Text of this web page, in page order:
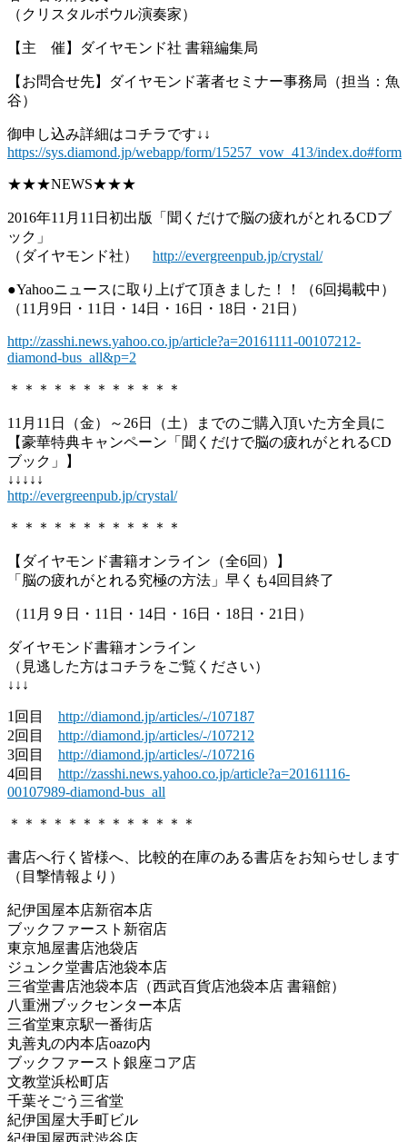
（クリスタルボウル演奏家）
【主 催】ダイヤモンド社 書籍編集局
【お問合せ先】ダイヤモンド著者セミナー事務局（担当：魚
谷）
御申し込み詳細はコチラです↓↓
https://sys.diamond.jp/webapp/form/15257_vow_413/index.do#form
★★★NEWS★★★
2016年11月11日初出版「聞くだけで脳の疲れがとれるCDブ
ック」
（ダイヤモンド社） http://evergreenpub.jp/crystal/
●Yahooニュースに取り上げて頂きました！！（6回掲載中）
（11月9日・11日・14日・16日・18日・21日）
http://zasshi.news.yahoo.co.jp/article?a=20161111-00107212-
diamond-bus_all&p=2
＊＊＊＊＊＊＊＊＊＊＊＊
11月11日（金）～26日（土）までのご購入頂いた方全員に
【豪華特典キャンペーン「聞くだけで脳の疲れがとれるCD
ブック」】
↓↓↓↓↓
http://evergreenpub.jp/crystal/
＊＊＊＊＊＊＊＊＊＊＊＊
【ダイヤモンド書籍オンライン（全6回）】
「脳の疲れがとれる究極の方法」早くも4回目終了
（11月９日・11日・14日・16日・18日・21日）
ダイヤモンド書籍オンライン
（見逃した方はコチラをご覧ください）
↓↓↓
1回目 http://diamond.jp/articles/-/107187
2回目 http://diamond.jp/articles/-/107212
3回目 http://diamond.jp/articles/-/107216
4回目 http://zasshi.news.yahoo.co.jp/article?a=20161116-
00107989-diamond-bus_all
＊＊＊＊＊＊＊＊＊＊＊＊＊
書店へ行く皆様へ、比較的在庫のある書店をお知らせします
（目撃情報より）
紀伊国屋本店新宿本店
ブックファースト新宿店
東京旭屋書店池袋店
ジュンク堂書店池袋本店
三省堂書店池袋本店（西武百貨店池袋本店 書籍館）
八重洲ブックセンター本店
三省堂東京駅一番街店
丸善丸の内本店oazo内
ブックファースト銀座コア店
文教堂浜松町店
千葉そごう三省堂
紀伊国屋大手町ビル
紀伊国屋西武渋谷店